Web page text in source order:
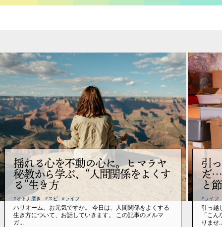
揺れる心を不動の心に。ヒマラヤ
秘教から学ぶ、“人間関係をよくす
る”生き方
#オトナ磨き #スピ #ライフ
ハリオーム。お元気ですか。 今日は、人間関係をよくする
生き方について、お話していきます。 この記事のメルマ
ガ...
引
だ…
と
#ライフ
引っ越
「こ
りませ